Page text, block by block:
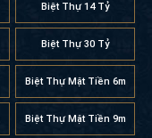
Biệt Thự 14 Tỷ
Biệt Thự 30 Tỷ
Biệt Thự Mặt Tiền 6m
Biệt Thự Mặt Tiền 9m